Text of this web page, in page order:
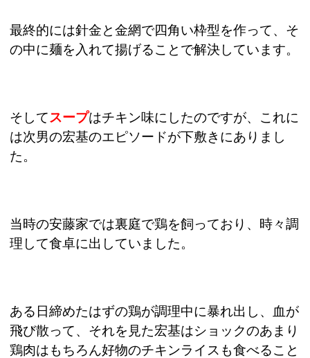
最終的には針金と金網で四角い枠型を作って、そ
の中に麺を入れて揚げることで解決しています。
そしてスープはチキン味にしたのですが、これに
は次男の宏基のエピソードが下敷きにありまし
た。
当時の安藤家では裏庭で鶏を飼っており、時々調
理して食卓に出していました。
ある日締めたはずの鶏が調理中に暴れ出し、血が
飛び散って、それを見た宏基はショックのあまり
鶏肉はもちろん好物のチキンライスも食べること